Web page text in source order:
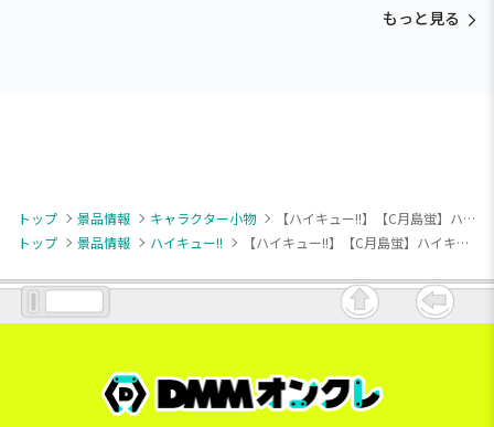
もっと見る
トップ 景品情報 キャラクター小物
【ハイキュー!!】【C月島蛍】ハイキュー!! ハピふぃぎゅっ vol.1
トップ
景品情報 ハイキュー!! 【ハイキュー!!】【C月島蛍】ハイキュー!! ハピふぃぎゅっ vol.1